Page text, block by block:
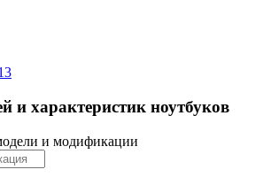
и характеристик ноутбуков
и модификации